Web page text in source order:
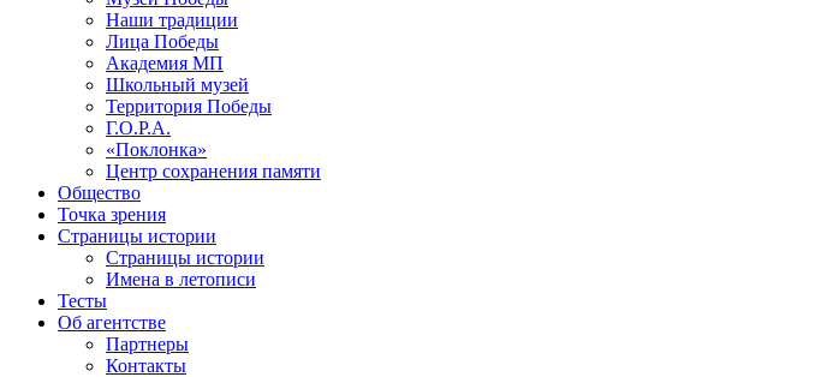
Наши традиции
Лица Победы
Академия МП
Школьный музей
Территория Победы
Г.О.Р.А.
«Поклонка»
Центр сохранения памяти
Общество
Точка зрения
Страницы истории
Страницы истории
Имена в летописи
Тесты
Об агентстве
Партнеры
Контакты